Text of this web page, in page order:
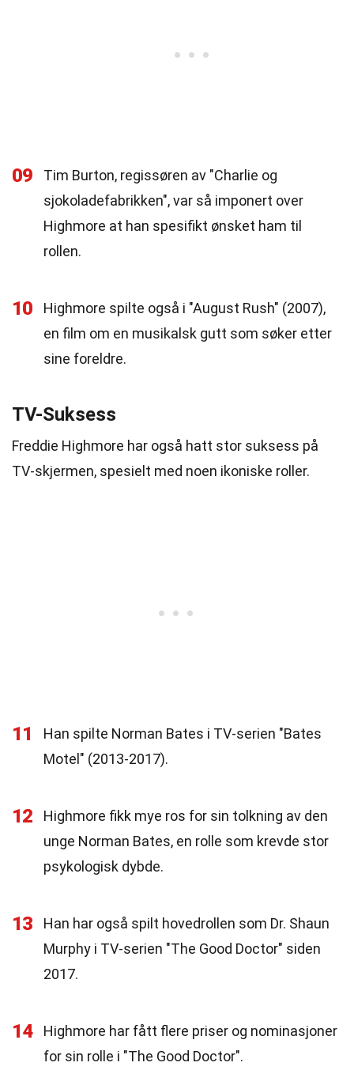
09
Tim Burton, regissøren av "Charlie og
sjokoladefabrikken", var så imponert over
Highmore at han spesifikt ønsket ham til
rollen.
10
Highmore spilte også i "August Rush" (2007),
en film om en musikalsk gutt som søker etter
sine foreldre.
TV-Suksess
Freddie Highmore har også hatt stor suksess på
TV-skjermen, spesielt med noen ikoniske roller.
11
Han spilte Norman Bates i TV-serien "Bates
Motel" (2013-2017).
12
Highmore fikk mye ros for sin tolkning av den
unge Norman Bates, en rolle som krevde stor
psykologisk dybde.
13
Han har også spilt hovedrollen som Dr. Shaun
Murphy i TV-serien "The Good Doctor" siden
2017.
14
Highmore har fått flere priser og nominasjoner
for sin rolle i "The Good Doctor".